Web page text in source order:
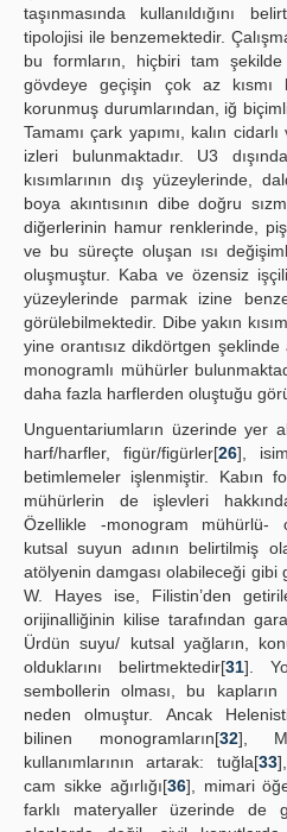
taşınmasında kullanıldığını
tipolojisi ile benzemektedir.
bu formların, hiçbiri tam
gövdeye geçişin çok az kısmı
korunmuş durumlarından, iğ
Tamamı çark yapımı, kalın
izleri bulunmaktadır. U3
kısımlarının dış yüzeylerinde,
boya akıntısının dibe doğru
diğerlerinin hamur renklerinde,
ve bu süreçte oluşan ısı
oluşmuştur. Kaba ve özensiz
yüzeylerinde parmak izine
görülebilmektedir. Dibe yakın
yine orantısız dikdörtgen
monogramlı mühürler
daha fazla harflerden oluştuğu
Unguentariumların üzerinde yer
harf/harfler, figür/figürler[26],
betimlemeler işlenmiştir. Kabın
mühürlerin de işlevleri
Özellikle -monogram mühürlü-
kutsal suyun adının belirtilmiş
atölyenin damgası olabileceği gibi
W. Hayes ise, Filistin’den
orijinalliğinin kilise tarafından
Ürdün suyu/ kutsal yağların,
olduklarını belirtmektedir[31].
sembollerin olması, bu
neden olmuştur. Ancak
bilinen monogramların[32],
kullanımlarının artarak: tuğla[33
cam sikke ağırlığı[36], mimari
farklı materyaller üzerinde de